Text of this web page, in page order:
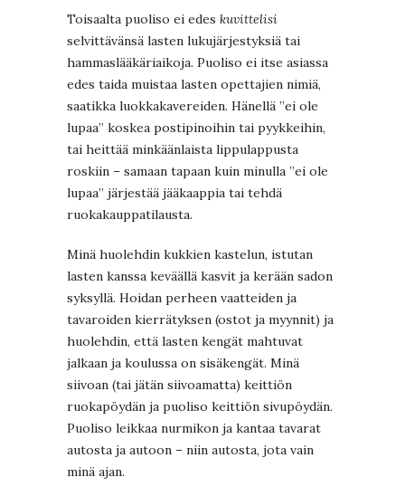
Toisaalta puoliso ei edes kuvittelisi
selvittävänsä lasten lukujärjestyksiä tai
hammaslääkäriaikoja. Puoliso ei itse asiassa
edes taida muistaa lasten opettajien nimiä,
saatikka luokkakavereiden. Hänellä ”ei ole
lupaa” koskea postipinoihin tai pyykkeihin,
tai heittää minkäänlaista lippulappusta
roskiin – samaan tapaan kuin minulla ”ei ole
lupaa” järjestää jääkaappia tai tehdä
ruokakauppatilausta.
Minä huolehdin kukkien kastelun, istutan
lasten kanssa keväällä kasvit ja kerään sadon
syksyllä. Hoidan perheen vaatteiden ja
tavaroiden kierrätyksen (ostot ja myynnit) ja
huolehdin, että lasten kengät mahtuvat
jalkaan ja koulussa on sisäkengät. Minä
siivoan (tai jätän siivoamatta) keittiön
ruokapöydän ja puoliso keittiön sivupöydän.
Puoliso leikkaa nurmikon ja kantaa tavarat
autosta ja autoon – niin autosta, jota vain
minä ajan.